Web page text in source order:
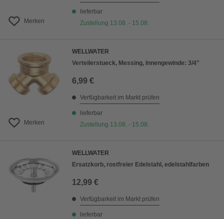
Merken
lieferbar
Zustellung 13.08. - 15.08.
Merken
WELLWATER
Verteilerstueck, Messing, Innengewinde: 3/4"
6,99 €
Verfügbarkeit im Markt prüfen
lieferbar
Zustellung 13.08. - 15.08.
WELLWATER
Ersatzkorb, rostfreier Edelstahl, edelstahlfarben
12,99 €
Verfügbarkeit im Markt prüfen
lieferbar